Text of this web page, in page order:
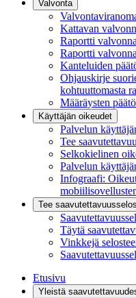
Valvonta
Kattavan
Raportti
Raportti
Kanteluiden
Ohjauskirje
kohtuuttomasta
Määräysten
Käyttäjän oikeudet
Palvelun
Tee
Selkokielinen
Palvelun
Infograafi:
Tee
Täytä
Vinkkejä
Etusivu
Yleistä